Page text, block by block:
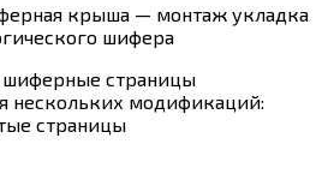
крыша — монтаж укладка
шифера
страницы
нескольких модификаций:
страницы